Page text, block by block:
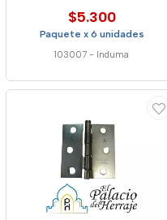
$5.300
Paquete x 6 unidades
103007 - Induma